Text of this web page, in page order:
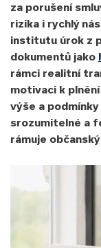
za porušení
rizika i rychlý
institutu úrok z
dokumentů jako
rámci realitní
motivaci k
výše a
srozumitelné a
rámuje